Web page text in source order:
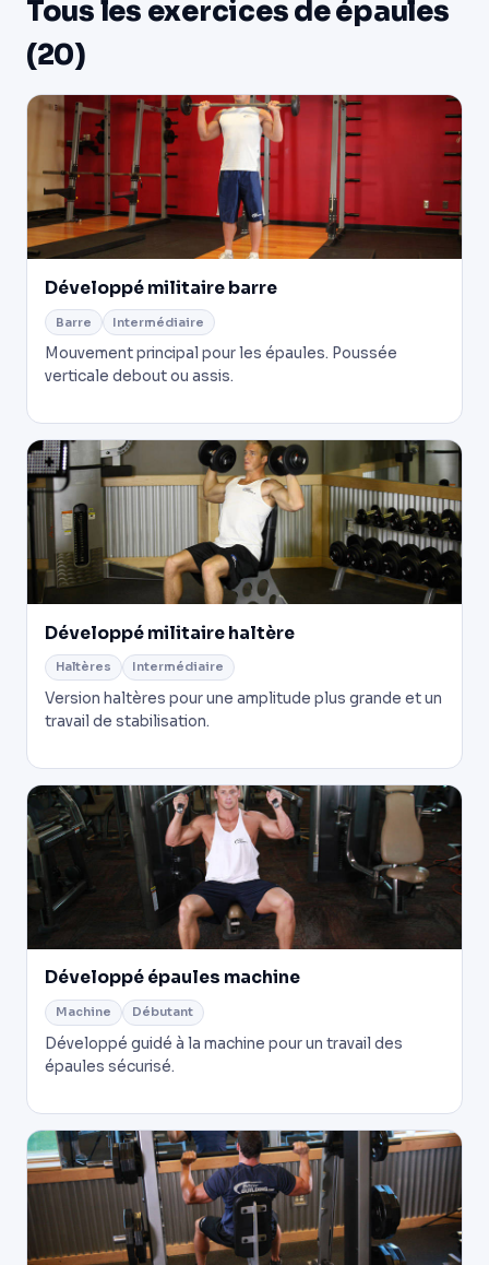
Tous les exercices de épaules
(20)
Développé militaire barre
Barre Intermédiaire
Mouvement principal pour les épaules. Poussée
verticale debout ou assis.
Développé militaire haltère
Haltères Intermédiaire
Version haltères pour une amplitude plus grande et un
travail de stabilisation.
Développé épaules machine
Machine Débutant
Développé guidé à la machine pour un travail des
épaules sécurisé.